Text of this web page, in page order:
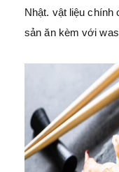
Nhật. vật liệu chính
sản ăn kèm với